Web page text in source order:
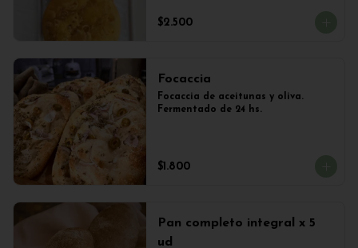
$2.500
Focaccia
Focaccia de aceitunas y oliva.
Fermentado de 24 hs.
$1.800
Pan completo integral x 5
ud